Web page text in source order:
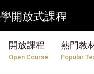
開放式課程
開放課程
Open Course
熱門教
Popular